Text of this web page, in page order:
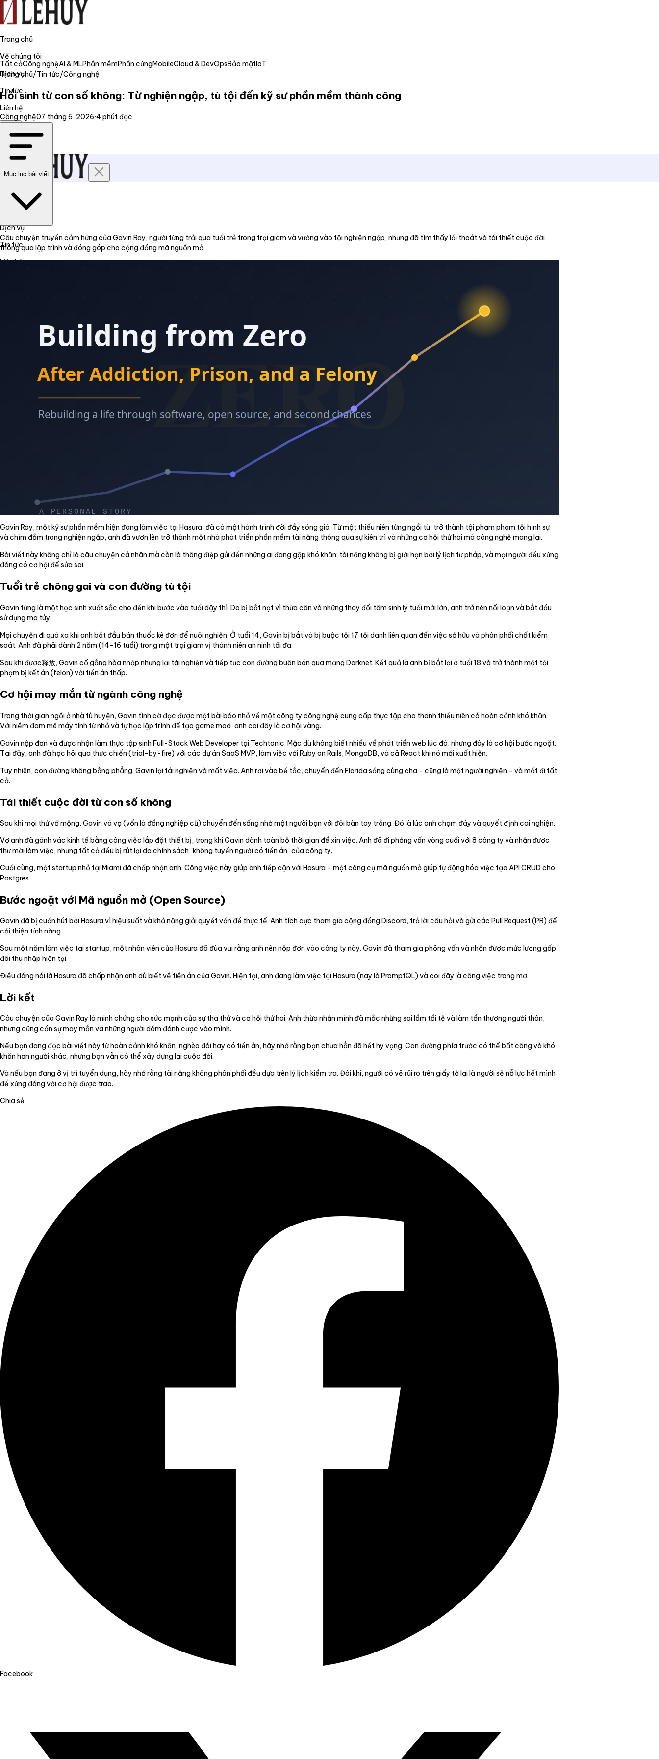
Trang chủ
Về chúng tôi
Dịch vụ
Tin tức
Liên hệ
Trang chủ
Về chúng tôi
Dịch vụ
Tin tức
Liên hệ
Tất cảCông nghệAI & MLPhần mềmPhần cứngMobileCloud & DevOpsBảo mậtIoT
Trang chủ/Tin tức/Công nghệ
Hồi sinh từ con số không: Từ nghiện ngập, tù tội đến kỹ sư phần mềm thành công
Công nghệ07 tháng 6, 2026·4 phút đọc
Mục lục bài viết
Câu chuyện truyền cảm hứng của Gavin Ray, người từng trải qua tuổi trẻ trong trại giam và vướng vào tội nghiện ngập, nhưng đã tìm thấy lối thoát và tái thiết cuộc đời
thông qua lập trình và đóng góp cho cộng đồng mã nguồn mở.
Gavin Ray, một kỹ sư phần mềm hiện đang làm việc tại Hasura, đã có một hành trình đời đầy sóng gió. Từ một thiếu niên từng ngồi tù, trở thành tội phạm phạm tội hình sự
và chìm đắm trong nghiện ngập, anh đã vươn lên trở thành một nhà phát triển phần mềm tài năng thông qua sự kiên trì và những cơ hội thứ hai mà công nghệ mang lại.
Bài viết này không chỉ là câu chuyện cá nhân mà còn là thông điệp gửi đến những ai đang gặp khó khăn: tài năng không bị giới hạn bởi lý lịch tư pháp, và mọi người đều xứng
đáng có cơ hội để sửa sai.
Tuổi trẻ chông gai và con đường tù tội
Gavin từng là một học sinh xuất sắc cho đến khi bước vào tuổi dậy thì. Do bị bắt nạt vì thừa cân và những thay đổi tâm sinh lý tuổi mới lớn, anh trở nên nổi loạn và bắt đầu
sử dụng ma túy.
Mọi chuyện đi quá xa khi anh bắt đầu bán thuốc kê đơn để nuôi nghiện. Ở tuổi 14, Gavin bị bắt và bị buộc tội 17 tội danh liên quan đến việc sở hữu và phân phối chất kiểm
soát. Anh đã phải dành 2 năm (14-16 tuổi) trong một trại giam vị thành niên an ninh tối đa.
Sau khi được释放, Gavin cố gắng hòa nhập nhưng lại tái nghiện và tiếp tục con đường buôn bán qua mạng Darknet. Kết quả là anh bị bắt lại ở tuổi 18 và trở thành một tội
phạm bị kết án (felon) với tiền án thấp.
Cơ hội may mắn từ ngành công nghệ
Trong thời gian ngồi ở nhà tù huyện, Gavin tình cờ đọc được một bài báo nhỏ về một công ty công nghệ cung cấp thực tập cho thanh thiếu niên có hoàn cảnh khó khăn.
Với niềm đam mê máy tính từ nhỏ và tự học lập trình để tạo game mod, anh coi đây là cơ hội vàng.
Gavin nộp đơn và được nhận làm thực tập sinh Full-Stack Web Developer tại Techtonic. Mặc dù không biết nhiều về phát triển web lúc đó, nhưng đây là cơ hội bước ngoặt.
Tại đây, anh đã học hỏi qua thực chiến (trial-by-fire) với các dự án SaaS MVP, làm việc với Ruby on Rails, MongoDB, và cả React khi nó mới xuất hiện.
Tuy nhiên, con đường không bằng phẳng. Gavin lại tái nghiện và mất việc. Anh rơi vào bế tắc, chuyển đến Florida sống cùng cha - cũng là một người nghiện - và mất đi tất
cả.
Tái thiết cuộc đời từ con số không
Sau khi mọi thứ vỡ mộng, Gavin và vợ (vốn là đồng nghiệp cũ) chuyển đến sống nhờ một người bạn với đôi bàn tay trắng. Đó là lúc anh chạm đáy và quyết định cai nghiện.
Vợ anh đã gánh vác kinh tế bằng công việc lắp đặt thiết bị, trong khi Gavin dành toàn bộ thời gian để xin việc. Anh đã đi phỏng vấn vòng cuối với 8 công ty và nhận được
thư mời làm việc, nhưng tất cả đều bị rút lại do chính sách "không tuyển người có tiền án" của công ty.
Cuối cùng, một startup nhỏ tại Miami đã chấp nhận anh. Công việc này giúp anh tiếp cận với Hasura - một công cụ mã nguồn mở giúp tự động hóa việc tạo API CRUD cho
Postgres.
Bước ngoặt với Mã nguồn mở (Open Source)
Gavin đã bị cuốn hút bởi Hasura vì hiệu suất và khả năng giải quyết vấn đề thực tế. Anh tích cực tham gia cộng đồng Discord, trả lời câu hỏi và gửi các Pull Request (PR) để
cải thiện tính năng.
Sau một năm làm việc tại startup, một nhân viên của Hasura đã đùa vui rằng anh nên nộp đơn vào công ty này. Gavin đã tham gia phỏng vấn và nhận được mức lương gấp
đôi thu nhập hiện tại.
Điều đáng nói là Hasura đã chấp nhận anh dù biết về tiền án của Gavin. Hiện tại, anh đang làm việc tại Hasura (nay là PromptQL) và coi đây là công việc trong mơ.
Lời kết
Câu chuyện của Gavin Ray là minh chứng cho sức mạnh của sự tha thứ và cơ hội thứ hai. Anh thừa nhận mình đã mắc những sai lầm tồi tệ và làm tổn thương người thân,
nhưng cũng cần sự may mắn và những người dám đánh cược vào mình.
Nếu bạn đang đọc bài viết này từ hoàn cảnh khó khăn, nghèo đói hay có tiền án, hãy nhớ rằng bạn chưa hẳn đã hết hy vọng. Con đường phía trước có thể bất công và khó
khăn hơn người khác, nhưng bạn vẫn có thể xây dựng lại cuộc đời.
Và nếu bạn đang ở vị trí tuyển dụng, hãy nhớ rằng tài năng không phân phối đều dựa trên lý lịch kiểm tra. Đôi khi, người có vẻ rủi ro trên giấy tờ lại là người sẽ nỗ lực hết mình
để xứng đáng với cơ hội được trao.
Chia sẻ:
Facebook